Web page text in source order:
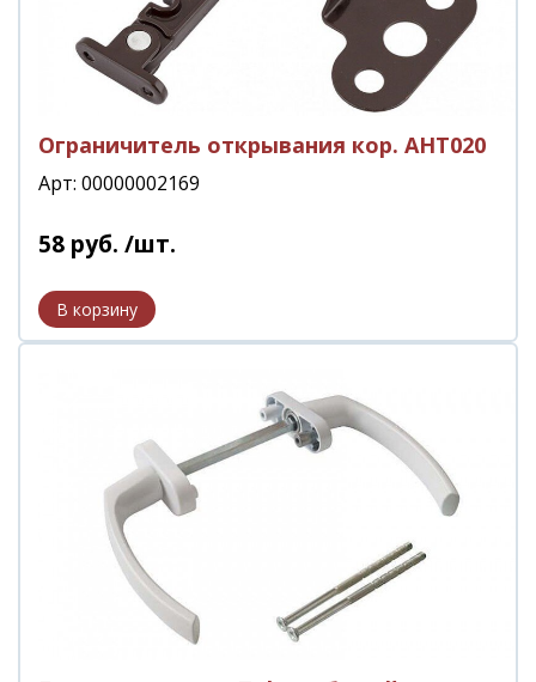
Ограничитель открывания кор. АНТ020
Арт: 00000002169
58 руб. /шт.